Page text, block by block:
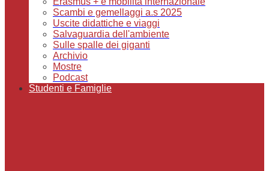
Scambi e gemellaggi a.s 2025
Uscite didattiche e viaggi
Salvaguardia dell'ambiente
Sulle spalle dei giganti
Archivio
Mostre
Podcast
Studenti e Famiglie